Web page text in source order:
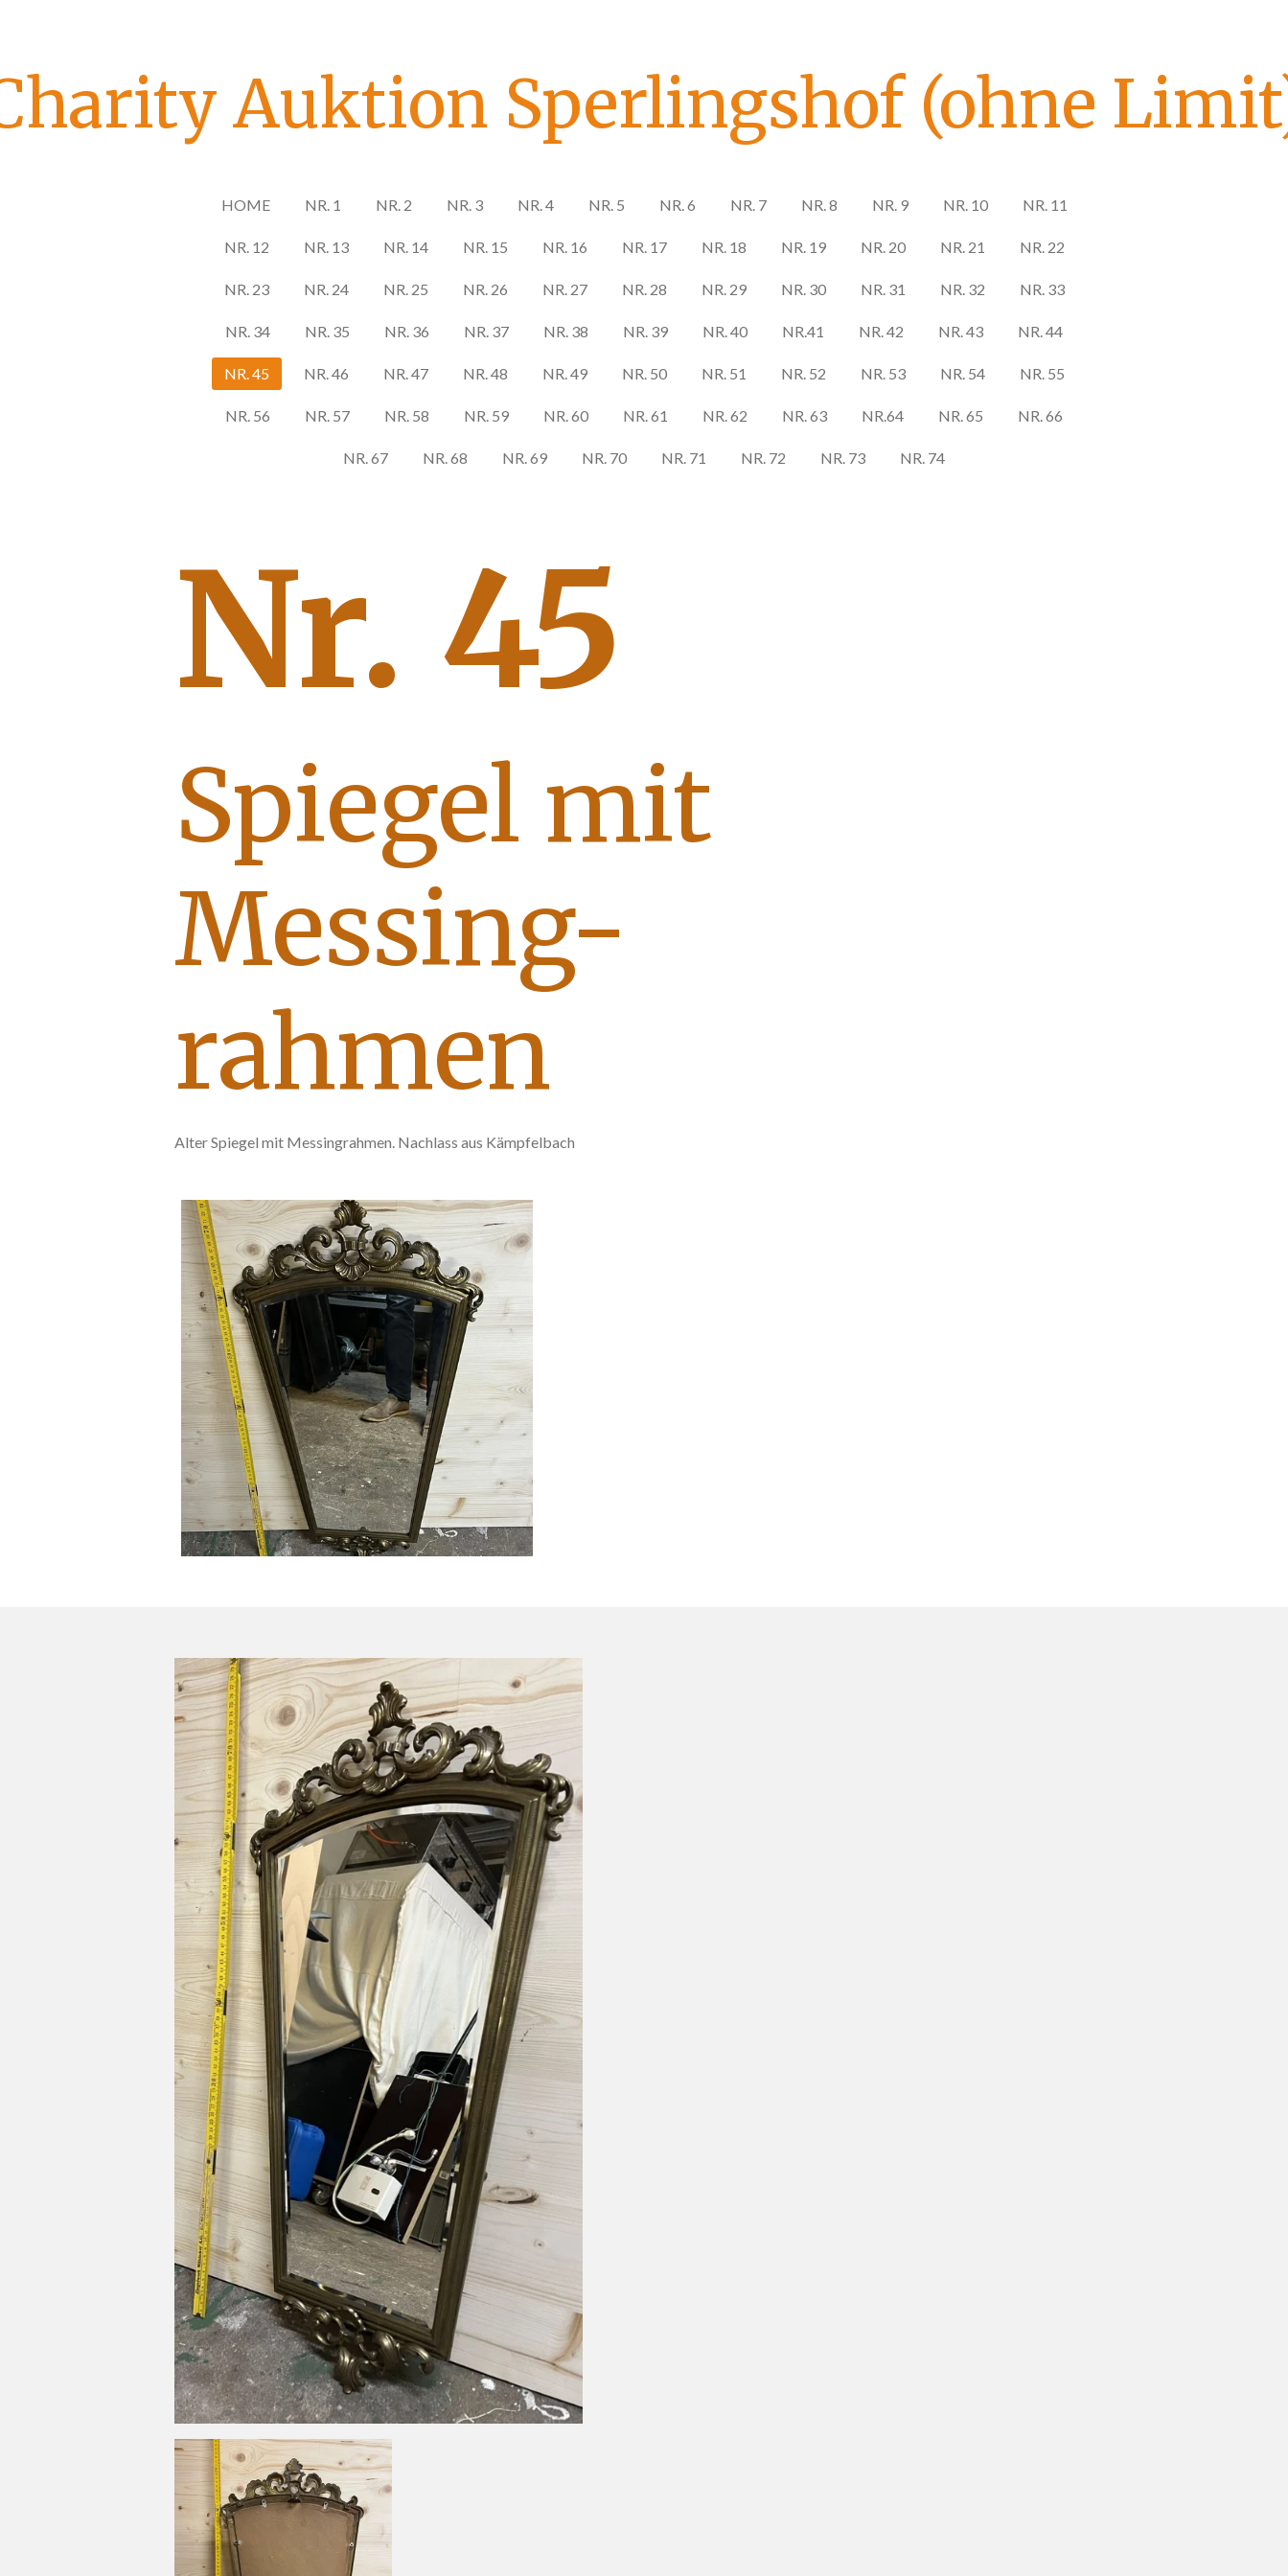
Auktion Sperlingshof (ohne
HOME NR. 1 NR. 2 NR. 3 NR. 4 NR. 5 NR. 6 NR. 7 NR. 8 NR. 9 NR. 10 NR. 11
NR. 12 NR. 13 NR. 14 NR. 15 NR. 16 NR. 17 NR. 18 NR. 19 NR. 20 NR. 21 NR. 22
NR. 23 NR. 24 NR. 25 NR. 26 NR. 27 NR. 28 NR. 29 NR. 30 NR. 31 NR. 32 NR. 33
NR. 34 NR. 35 NR. 36 NR. 37 NR. 38 NR. 39 NR. 40 NR.41 NR. 42 NR. 43 NR. 44
NR. 45 NR. 46 NR. 47 NR. 48 NR. 49 NR. 50 NR. 51 NR. 52 NR. 53 NR. 54 NR. 55
NR. 56 NR. 57 NR. 58 NR. 59 NR. 60 NR. 61 NR. 62 NR. 63 NR.64 NR. 65 NR. 66
NR. 67 NR. 68 NR. 69 NR. 70 NR. 71 NR. 72 NR. 73 NR. 74
Nr. 45
Spiegel mit
Messing-
rahmen
Alter Spiegel mit Messingrahmen. Nachlass aus Kämpfelbach